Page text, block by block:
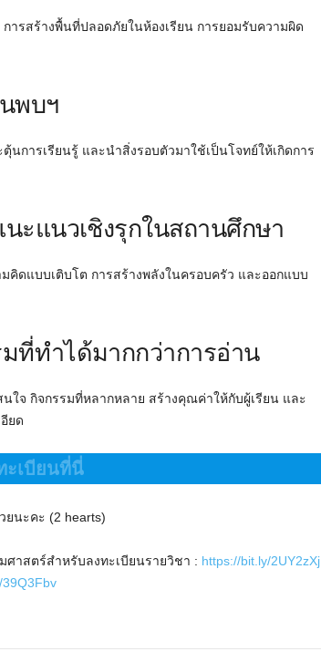
t
รสร้างพื้นที่ปลอดภัยในห้องเรียน การยอมรับความผิด
พบฯ
นการเรียนรู้ และนำสิ่งรอบตัวมาใช้เป็นโจทย์ให้เกิดการ
ะแนวเชิงรุกในสถานศึกษา
ดแบบเติบโต การสร้างพลังในครอบครัว และออกแบบ
ที่ทำได้มากกว่าการอ่าน
ใจ กิจกรรมที่หลากหลาย สร้างคุณค่าให้กับผู้เรียน และ
ยด
ะเบียนที่นี่
ยนะคะ (2 hearts)
ศาสตร์สำหรับลงทะเบียนรายวิชา : https://bit.ly/2UY2zXj